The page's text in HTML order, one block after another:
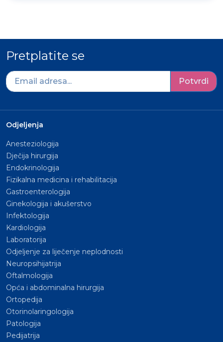
Pretplatite se
Potvrdi
Odjeljenja
Anesteziologija
Dječija hirurgija
Endokrinologija
Fizikalna medicina i rehabilitacija
Gastroenterologija
Ginekologija i akušerstvo
Infektologija
Kardiologija
Laboratorija
Odjeljenje za liječenje neplodnosti
Neuropsihijatrija
Oftalmologija
Opća i abdominalna hirurgija
Ortopedija
Otorinolaringologija
Patologija
Pedijatrija